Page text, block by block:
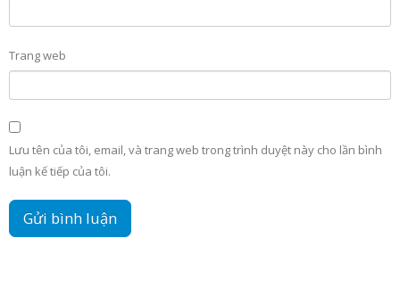
Trang web
Lưu tên của tôi, email, và trang web trong trình duyệt này cho lần bình
luận kế tiếp của tôi.